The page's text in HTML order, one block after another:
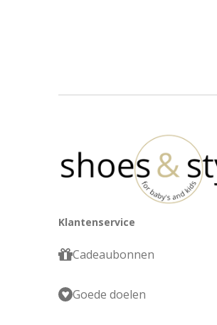
Klantenservice
Cadeaubonnen
Goede doelen